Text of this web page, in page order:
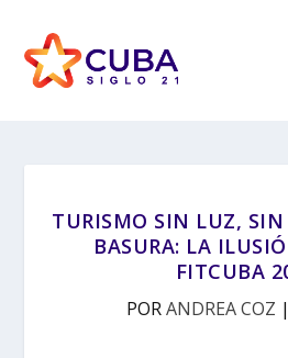
TURISMO SIN LUZ, SIN
BASURA: LA
FITCUBA
PORANDREA COZ |